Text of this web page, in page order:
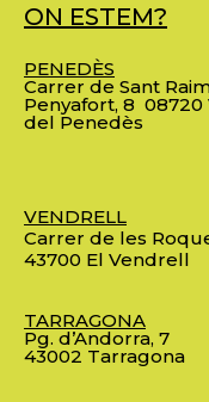
ON ESTEM?
PENEDÈS
Carrer de Sant
Penyafort, 8 08720
del Penedès
VENDRELL
Carrer de les
43700 El Vendrell
TARRAGONA
Pg. d’Andorra, 7
43002 Tarragona